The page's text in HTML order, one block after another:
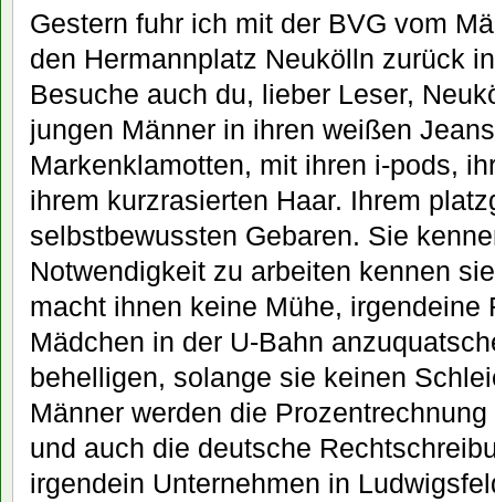
Gestern fuhr ich mit der BVG vom
den Hermannplatz Neukölln zurück
Besuche auch du, lieber Leser,
jungen Männer in ihren weißen
Markenklamotten, mit ihren i-pods,
ihrem kurzrasierten Haar. Ihrem
selbstbewussten Gebaren. Sie
Notwendigkeit zu arbeiten kennen
macht ihnen keine Mühe, irgendeine
Mädchen in der U-Bahn
behelligen, solange sie keinen
Männer werden die
und auch die deutsche
irgendein Unternehmen in